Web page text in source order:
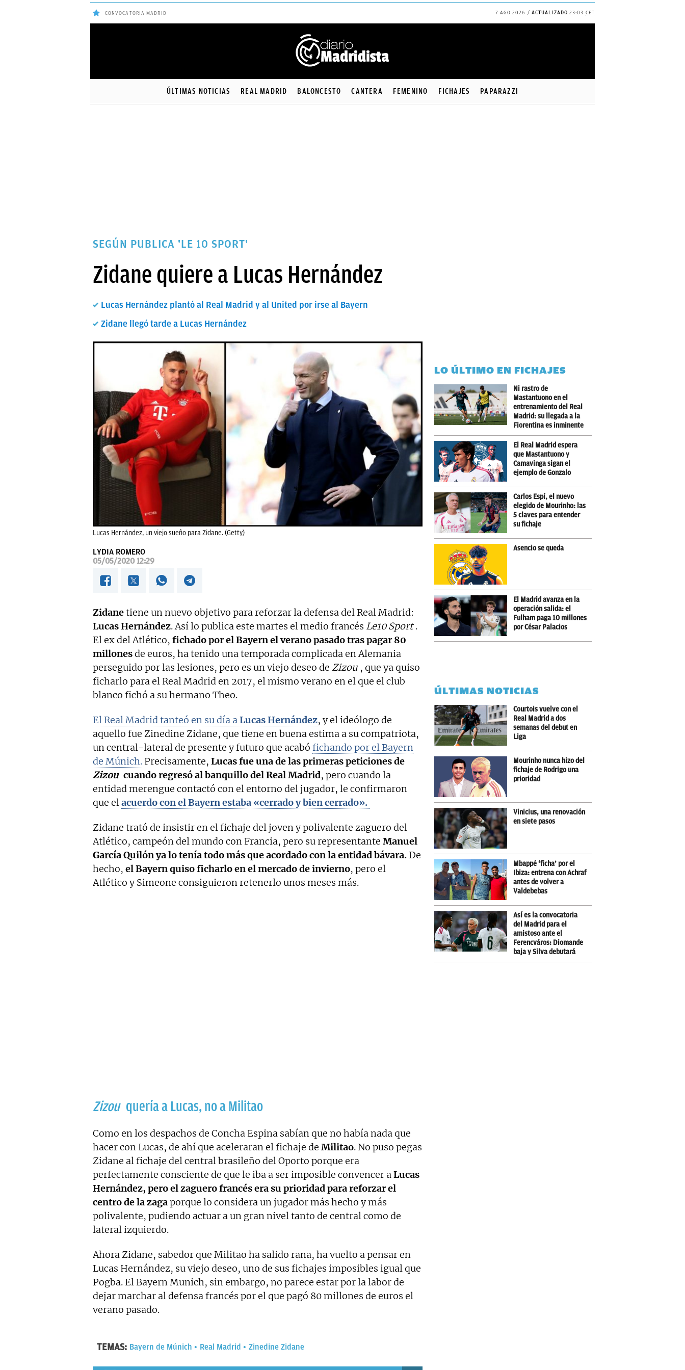
CONVOCATORIA MADRID 7 AGO 2026 ACTUALIZADO 23:03 CET
PAPARAZZI
ÚLTIMAS NOTICIAS REAL MADRID BALONCESTO CANTERA FEMENINO FICHAJES PAPARAZZI
SEGÚN PUBLICA 'LE 10 SPORT'
Zidane quiere a Lucas Hernández
Lucas Hernández plantó al Real Madrid y al United por irse al Bayern
Zidane llegó tarde a Lucas Hernández
Lucas Hernández, un viejo sueño para Zidane. (Getty)
LYDIA ROMERO
05/05/2020 12:29
Zidanetiene un nuevo objetivo para reforzar la defensa del Real Madrid:
Lucas Hernández. Así lo publica este martes el medio francés Le10 Sport .
El ex del Atlético, fichado por el Bayern el verano pasado tras pagar 80
millonesde euros, ha tenido una temporada complicada en Alemania
perseguido por las lesiones, pero es un viejo deseo de Zizou , que ya quiso
ficharlo para el Real Madrid en 2017, el mismo verano en el que el club
blanco fichó a su hermano Theo.
El Real Madrid tanteó en su día aLucas Hernández, y el ideólogo de
aquello fue Zinedine Zidane, que tiene en buena estima a su compatriota,
un central-lateral de presente y futuro que acabó fichando por el Bayern
de Múnich. Precisamente, Lucas fue una de las primeras peticiones de
Zizou cuando regresó al banquillo del Real Madrid, pero cuando la
entidad merengue contactó con el entorno del jugador, le confirmaron
que elacuerdo con el Bayern estaba «cerrado y bien cerrado».
Zidane trató de insistir en el fichaje del joven y polivalente zaguero del
Atlético, campeón del mundo con Francia, pero su representante Manuel
García Quilón ya lo tenía todo más que acordado con la entidad bávara. De
hecho, el Bayern quiso ficharlo en el mercado de invierno, pero el
Atlético y Simeone consiguieron retenerlo unos meses más.
Zizou quería a Lucas, no a Militao
Como en los despachos de Concha Espina sabían que no había nada que
hacer con Lucas, de ahí que aceleraran el fichaje de Militao. No puso pegas
Zidane al fichaje del central brasileño del Oporto porque era
perfectamente consciente de que le iba a ser imposible convencer aLucas
Hernández, pero el zaguero francés era su prioridad para reforzar el
centro de la zagaporque lo considera un jugador más hecho y más
polivalente, pudiendo actuar a un gran nivel tanto de central como de
lateral izquierdo.
Ahora Zidane, sabedor que Militao ha salido rana, ha vuelto a pensar en
Lucas Hernández, su viejo deseo, uno de sus fichajes imposibles igual que
Pogba. El Bayern Munich, sin embargo, no parece estar por la labor de
dejar marchar al defensa francés por el que pagó 80 millones de euros el
verano pasado.
TEMAS: Bayern de Múnich Real Madrid Zinedine Zidane
LO ÚLTIMO EN FICHAJES
Ni rastro de
Mastantuono en el
entrenamiento del Real
Madrid: su llegada a la
Fiorentina es inminente
El Real Madrid espera
que Mastantuono y
Camavinga sigan el
ejemplo de Gonzalo
Carlos Espí, el nuevo
elegido de Mourinho: las
5 claves para entender
su fichaje
Asencio se queda
El Madrid avanza en la
operación salida: el
Fulham paga 10 millones
por César Palacios
ÚLTIMAS NOTICIAS
Courtois vuelve con el
Real Madrid a dos
semanas del debut en
Liga
Mourinho nunca hizo del
fichaje de Rodrigo una
prioridad
Vinicius, una renovación
en siete pasos
Mbappé ‘ficha’ por el
Ibiza: entrena con Achraf
antes de volver a
Valdebebas
Así es la convocatoria
del Madrid para el
amistoso ante el
Ferencváros: Diomande
baja y Silva debutará